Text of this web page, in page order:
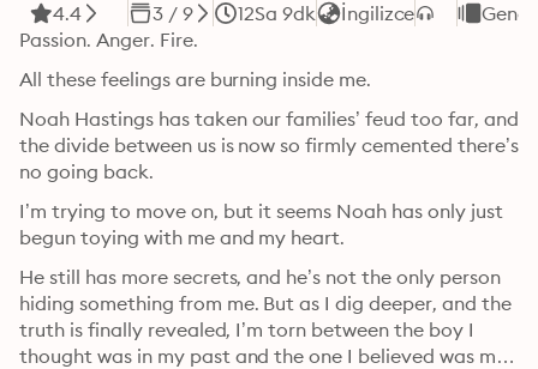
4.4 3 / 9 12Sa 9dk İngilizce
Passion. Anger. Fire.
All these feelings are burning inside me.
Noah Hastings has taken our families’ feud too far, and
the divide between us is now so firmly cemented there’s
no going back.
I’m trying to move on, but it seems Noah has only just
begun toying with me and my heart.
He still has more secrets, and he’s not the only person
hiding something from me. But as I dig deeper, and the
truth is finally revealed, I’m torn between the boy I
thought was in my past and the one I believed was my